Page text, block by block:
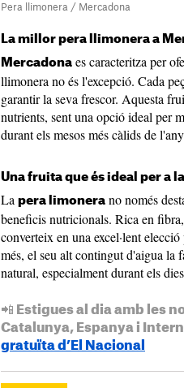
Pera llimonera / Mercadona
La millor pera llimonera a
Mercadona es caracteritza per
llimonera no és l'excepció. Cada
garantir la seva frescor. Aquesta
nutrients, sent una opció ideal per
durant els mesos més càlids de
Una fruita que és ideal per a
La pera limonera no només
beneficis nutricionals. Rica en
converteix en una excel·lent
més, el seu alt contingut d'aigua la
natural, especialment durant els
📲 Estigues al dia amb les
Catalunya, Espanya i
gratuïta d’El Nacional